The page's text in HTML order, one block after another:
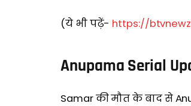
(ये भी पढ़ें- https://
Anupama Serial
Samar की मौत के बाद से